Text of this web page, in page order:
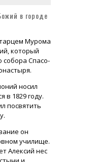
в городе
Мурома
который
собора Спасо-
носил
в 1829 году.
посвятить
он
училище.
Алексий нес